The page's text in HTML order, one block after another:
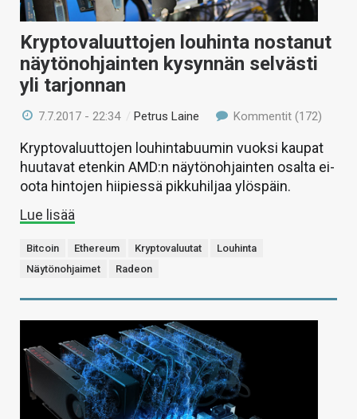
Kryptovaluuttojen louhinta nostanut
näytönohjainten kysynnän selvästi
yli tarjonnan
7.7.2017 - 22:34 / Petrus Laine Kommentit (172)
Kryptovaluuttojen louhintabuumin vuoksi kaupat
huutavat etenkin AMD:n näytönohjainten osalta ei-
oota hintojen hiipiessä pikkuhiljaa ylöspäin.
Lue lisää
Bitcoin Ethereum Kryptovaluutat
Louhinta
Näytönohjaimet
Radeon